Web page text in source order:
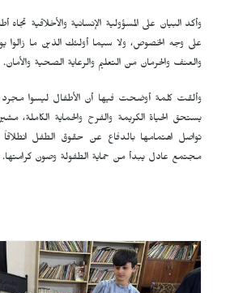
وأكد البيان على المسؤولية الإنسانية والأخلاقية تجاه
على وجه الخصوص، ولا سيما أولئك الذين ما زالوا
والعنف والحرمان من التعليم والرعاية الصحية والأمان.
وألقت كلمة أوضحت فيها أن الأطفال ليسوا
يستحق الحياة الكريمة والفرح والحماية الكاملة،
تواصل اهتمامها بالدفاع عن حقوق الطفل انطلاقاً
مجتمع عادل يبدأ من حماية الطفولة وصون كرامتها.